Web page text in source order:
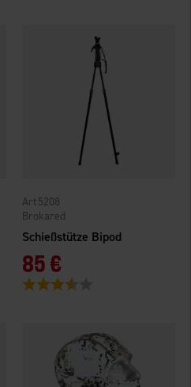
Schießstütze Bipod
Brokared
5208
85 €
Bewertung: